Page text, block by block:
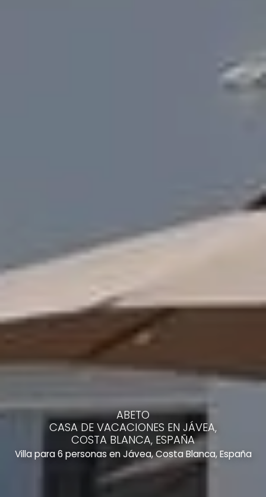
ABETO
CASA DE VACACIONES EN JÁVEA,
COSTA BLANCA, ESPAÑA
Villa para 6 personas en Jávea, Costa Blanca, España